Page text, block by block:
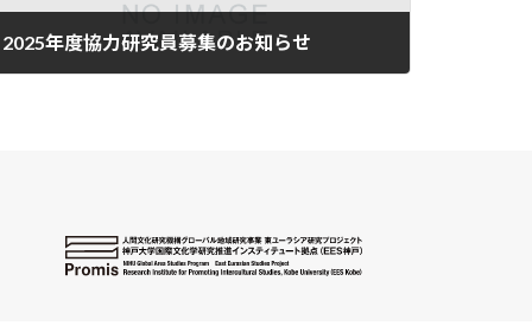
2025年度協力研究員募集のお知らせ